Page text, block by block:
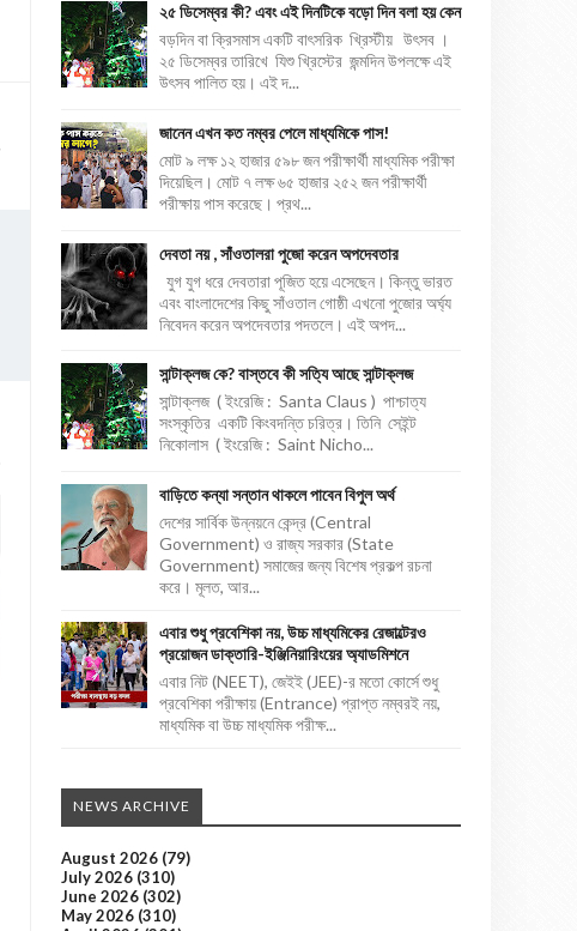
২৫ ডিসেম্বর কী? এবং এই দিনটিকে বড়ো দিন বলা হয় কেন
বড়দিন বা ক্রিসমাস একটি বাৎসরিক খ্রিস্টীয় উৎসব ।
২৫ ডিসেম্বর তারিখে যিশু খ্রিস্টের জন্মদিন উপলক্ষে এই
উৎসব পালিত হয়। এই দ...
জানেন এখন কত নম্বর পেলে মাধ্যমিকে পাস!
মোট ৯ লক্ষ ১২ হাজার ৫৯৮ জন পরীক্ষার্থী মাধ্যমিক পরীক্ষা
দিয়েছিল। মোট ৭ লক্ষ ৬৫ হাজার ২৫২ জন পরীক্ষার্থী
পরীক্ষায় পাস করেছে। প্রথ...
দেবতা নয় , সাঁওতালরা পুজো করেন অপদেবতার
যুগ যুগ ধরে দেবতারা পূজিত হয়ে এসেছেন। কিন্তু ভারত
এবং বাংলাদেশের কিছু সাঁওতাল গোষ্ঠী এখনো পুজোর অর্ঘ্য
নিবেদন করেন অপদেবতার পদতলে। এই অপদ...
সান্টাক্লজ কে? বাস্তবে কী সত্যি আছে সান্টাক্লজ
সান্টাক্লজ ( ইংরেজি : Santa Claus ) পাশ্চাত্য
সংস্কৃতির একটি কিংবদন্তি চরিত্র। তিনি সেইন্ট
নিকোলাস ( ইংরেজি : Saint Nicho...
বাড়িতে কন্যা সন্তান থাকলে পাবেন বিপুল অর্থ
দেশের সার্বিক উন্নয়নে কেন্দ্র (Central
Government) ও রাজ্য সরকার (State
Government) সমাজের জন্য বিশেষ প্রকল্প রচনা
করে। মূলত, আর...
এবার শুধু প্রবেশিকা নয়, উচ্চ মাধ্যমিকের রেজাল্টেরও
প্রয়োজন ডাক্তারি-ইঞ্জিনিয়ারিংয়ের অ্যাডমিশনে
এবার নিট (NEET), জেইই (JEE)-র মতো কোর্সে শুধু
প্রবেশিকা পরীক্ষায় (Entrance) প্রাপ্ত নম্বরই নয়,
মাধ্যমিক বা উচ্চ মাধ্যমিক পরীক্ষ...
NEWS ARCHIVE
August 2026 (79)
July 2026 (310)
June 2026 (302)
May 2026 (310)